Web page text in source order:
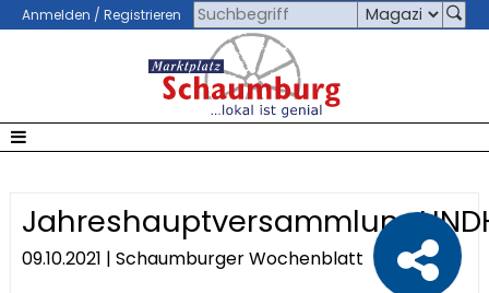
Anmelden / Registrieren
09.10.2021 | Schaumburger Wochenblatt